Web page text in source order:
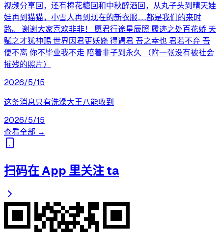
视频分享回，还有棉花糖回和中秋醉酒回，从丸子头到晴天娃
娃再到猫猫，小雪人再到现在的新衣服……都是我们的来时
路。 谢谢大家喜欢非非！ 愿君行途星辰照 履迹之处百花娇 天
赋之才犹神赐 世界因君更妖娆 得遇君 吾之幸也 君若不弃 吾
便不离 你不毕业我不走 陪着非子到永久 （附一张没有被社会
摧残的照片）
2026/5/15
这条消息只有洗澡大王八能收到
2026/5/15
查看全部 →
扫码在 App 里关注 ta